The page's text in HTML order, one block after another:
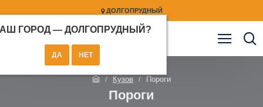
ДОЛГОПРУДНЫЙ
ГОРОД — ДОЛГОПРУДНЫЙ ?
Кузов Пороги
Пороги